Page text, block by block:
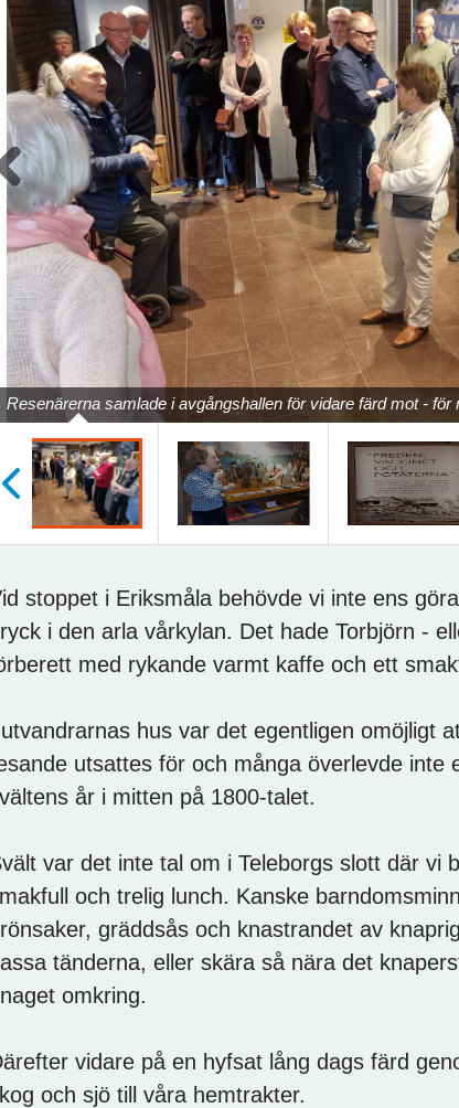
Resenärerna samlade i avgångshallen för vidare färd mot -
Previous
stoppet i Eriksmåla behövde vi inte ens
i den arla vårkylan. Det hade Torbjörn -
med rykande varmt kaffe och ett
hus var det egentligen omöjligt
utsattes för och många överlevde inte
år i mitten på 1800-talet.
var det inte tal om i Teleborgs slott där vi
och trelig lunch. Kanske
gräddsås och knastrandet av
tänderna, eller skära så nära det
omkring.
vidare på en hyfsat lång dags färd
och sjö till våra hemtrakter.